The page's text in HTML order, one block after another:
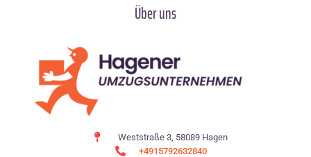
Über uns
Weststraße 3, 58089 Hagen
+4915792632840